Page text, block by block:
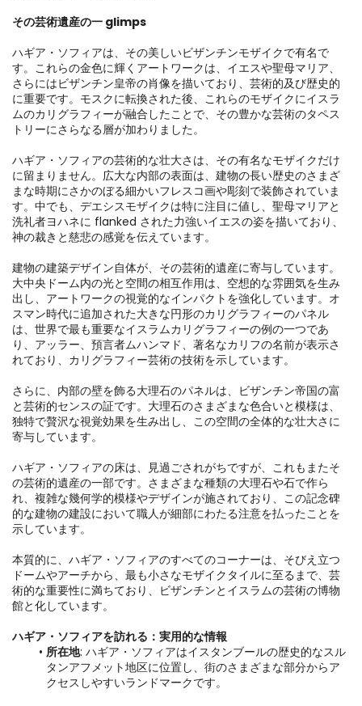
その芸術遺産の一 glimps
ハギア・ソフィアは、その美しいビザンチンモザイクで有名で
す。これらの金色に輝くアートワークは、イエスや聖母マリア、
さらにはビザンチン皇帝の肖像を描いており、芸術的及び歴史的
に重要です。モスクに転換された後、これらのモザイクにイスラ
ムのカリグラフィーが融合したことで、その豊かな芸術のタペス
トリーにさらなる層が加わりました。
ハギア・ソフィアの芸術的な壮大さは、その有名なモザイクだけ
に留まりません。広大な内部の表面は、建物の長い歴史のさまざ
まな時期にさかのぼる細かいフレスコ画や彫刻で装飾されていま
す。中でも、デエシスモザイクは特に注目に値し、聖母マリアと
洗礼者ヨハネに flanked された力強いイエスの姿を描いており、
神の裁きと慈悲の感覚を伝えています。
建物の建築デザイン自体が、その芸術的遺産に寄与しています。
大中央ドーム内の光と空間の相互作用は、空想的な雰囲気を生み
出し、アートワークの視覚的なインパクトを強化しています。オ
スマン時代に追加された大きな円形のカリグラフィーのパネル
は、世界で最も重要なイスラムカリグラフィーの例の一つであ
り、アッラー、預言者ムハンマド、著名なカリフの名前が表示さ
れており、カリグラフィー芸術の技術を示しています。
さらに、内部の壁を飾る大理石のパネルは、ビザンチン帝国の富
と芸術的センスの証です。大理石のさまざまな色合いと模様は、
独特で贅沢な視覚効果を生み出し、この空間の全体的な壮大さに
寄与しています。
ハギア・ソフィアの床は、見過ごされがちですが、これもまたそ
の芸術的遺産の一部です。さまざまな種類の大理石や石で作ら
れ、複雑な幾何学的模様やデザインが施されており、この記念碑
的な建物の建設において職人が細部にわたる注意を払ったことを
示しています。
本質的に、ハギア・ソフィアのすべてのコーナーは、そびえ立つ
ドームやアーチから、最も小さなモザイクタイルに至るまで、芸
術的な重要性に満ちており、ビザンチンとイスラムの芸術の博物
館と化しています。
ハギア・ソフィアを訪れる：実用的な情報
所在地: ハギア・ソフィアはイスタンブールの歴史的なスル
タンアフメット地区に位置し、街のさまざまな部分からア
クセスしやすいランドマークです。